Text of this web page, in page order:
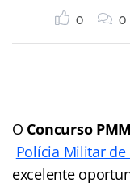
0 0
O Concurso
Polícia Militar de
excelente